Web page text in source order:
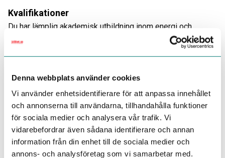
Denna webbplats använder cookies
Vi använder enhetsidentifierare för att anpassa innehållet
och annonserna till användarna, tillhandahålla funktioner
för sociala medier och analysera vår trafik. Vi
vidarebefordrar även sådana identifierare och annan
information från din enhet till de sociala medier och
annons- och analysföretag som vi samarbetar med.
Kvalifikationer
Du har lämplig akademisk utbildning inom energi och
energisystem eller annan utbildning som arbetsgivaren
bedömer likvärdig. För att lyckas i rollen ser vi att du har
minst tre års erfarenhet av energifrågor, gärna med
Erfarenhet av EU-projekt, energieffektiviseringar i
näringslivet, CSRD och hållbarhetsredovisning är
meriterande. Det är även ett plus om du är intresserad och
har viss vana av sälj. Du är bra på att uttrycka dig i tal och
skrift på svenska och engelska. B-körkort och tillgång till
egen bil är krav för tjänsten.
Personliga egenskaper väger tungt - du har lätt för att
kommunicera med andra människor och har en god